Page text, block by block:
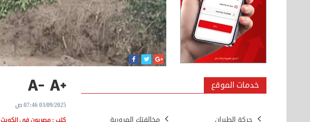
03/09/2025 07:46 ص
خدمات الموقع
حركة الطيران مخالفتك المرورية